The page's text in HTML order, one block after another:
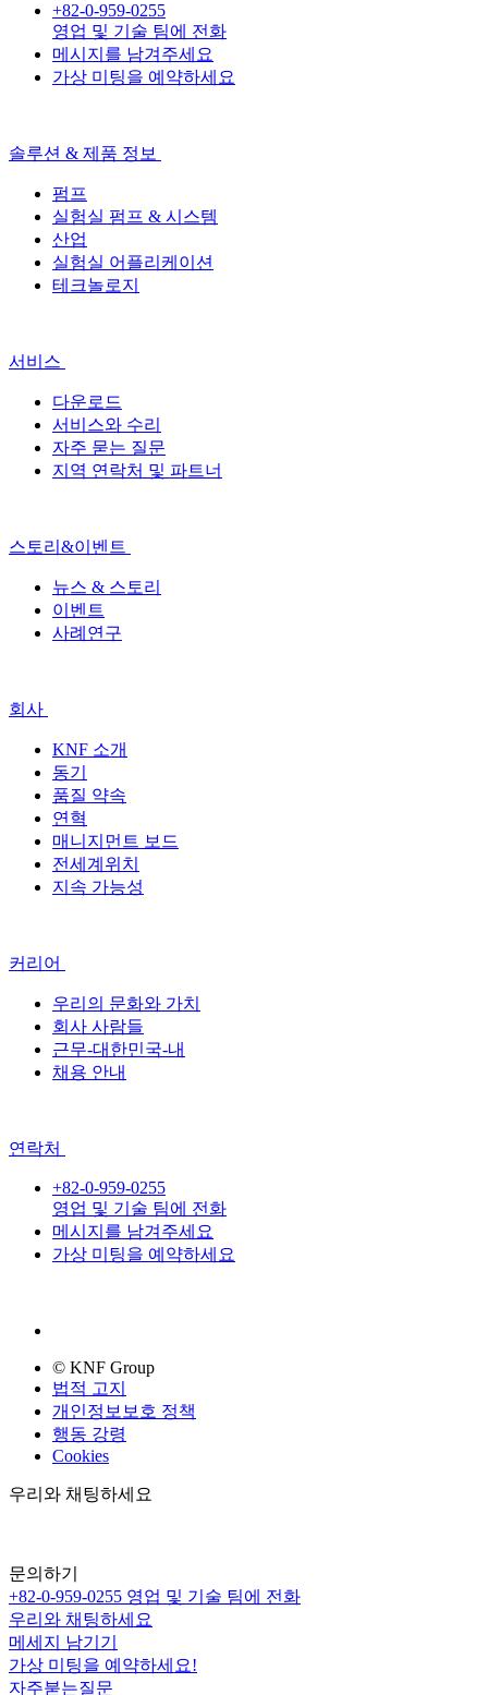
+82-0-959-0255
영업 및 기술 팀에 전화
메시지를 남겨주세요
가상 미팅을 예약하세요
솔루션 & 제품 정보
펌프
실험실 펌프 & 시스템
산업
실험실 어플리케이션
테크놀로지
서비스
다운로드
서비스와 수리
자주 묻는 질문
지역 연락처 및 파트너
스토리&이벤트
뉴스 & 스토리
이벤트
사례연구
회사
KNF 소개
동기
품질 약속
연혁
매니지먼트 보드
전세계위치
지속 가능성
커리어
우리의 문화와 가치
회사 사람들
근무-대한민국-내
채용 안내
연락처
+82-0-959-0255
영업 및 기술 팀에 전화
메시지를 남겨주세요
가상 미팅을 예약하세요
© KNF Group
법적 고지
개인정보보호 정책
행동 강령
Cookies
우리와 채팅하세요
문의하기
+82-0-959-0255 영업 및 기술 팀에 전화
우리와 채팅하세요
메세지 남기기
가상 미팅을 예약하세요!
자주붇는질문